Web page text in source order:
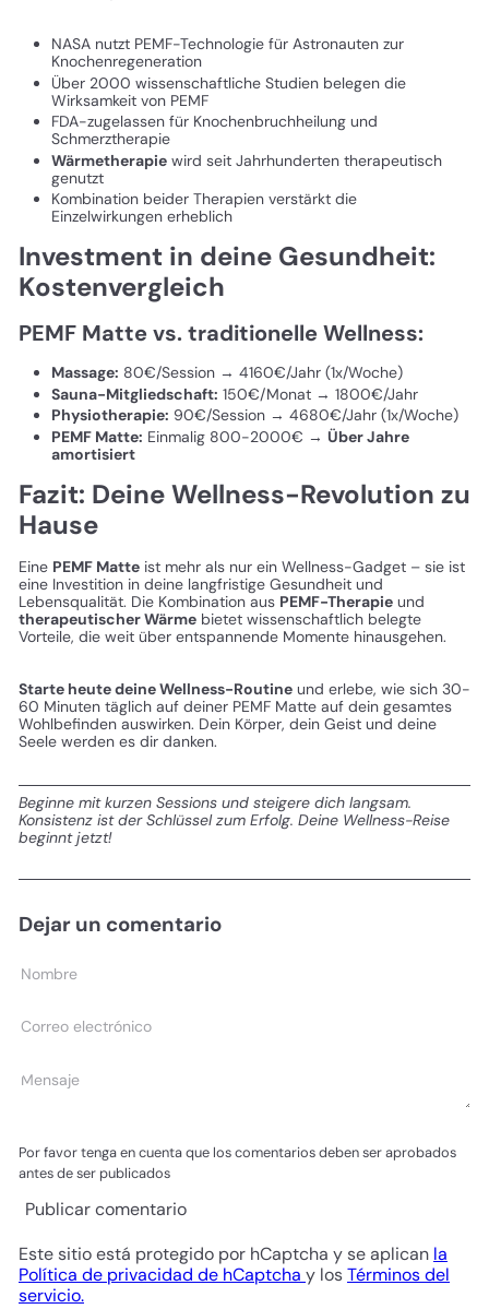
NASA nutzt PEMF-Technologie für Astronauten zur
Knochenregeneration
Über 2000 wissenschaftliche Studien belegen die
Wirksamkeit von PEMF
FDA-zugelassen für Knochenbruchheilung und
Schmerztherapie
Wärmetherapie wird seit Jahrhunderten therapeutisch
genutzt
Kombination beider Therapien verstärkt die
Einzelwirkungen erheblich
Investment in deine Gesundheit:
Kostenvergleich
PEMF Matte vs. traditionelle Wellness:
Massage: 80€/Session → 4160€/Jahr (1x/Woche)
Sauna-Mitgliedschaft: 150€/Monat → 1800€/Jahr
Physiotherapie: 90€/Session → 4680€/Jahr (1x/Woche)
PEMF Matte: Einmalig 800-2000€ → Über Jahre
amortisiert
Fazit: Deine Wellness-Revolution zu
Hause
Eine PEMF Matte ist mehr als nur ein Wellness-Gadget – sie ist
eine Investition in deine langfristige Gesundheit und
Lebensqualität. Die Kombination aus PEMF-Therapie und
therapeutischer Wärme bietet wissenschaftlich belegte
Vorteile, die weit über entspannende Momente hinausgehen.
Starte heute deine Wellness-Routine und erlebe, wie sich 30-
60 Minuten täglich auf deiner PEMF Matte auf dein gesamtes
Wohlbefinden auswirken. Dein Körper, dein Geist und deine
Seele werden es dir danken.
Beginne mit kurzen Sessions und steigere dich langsam.
Konsistenz ist der Schlüssel zum Erfolg. Deine Wellness-Reise
beginnt jetzt!
Dejar un comentario
Nombre
Correo
Mensaje
Por favor tenga en cuenta que los comentarios deben ser aprobados
antes de ser publicados
Publicar comentario
Este sitio está protegido por hCaptcha y se aplican la
Política de privacidad de hCaptcha y losTérminos del
servicio.